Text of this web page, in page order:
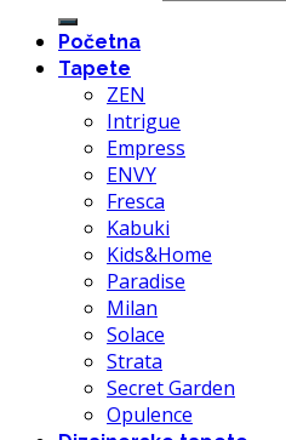
Početna
Tapete
ZEN
Intrigue
Empress
ENVY
Fresca
Kabuki
Kids&Home
Paradise
Milan
Solace
Strata
Secret Garden
Opulence